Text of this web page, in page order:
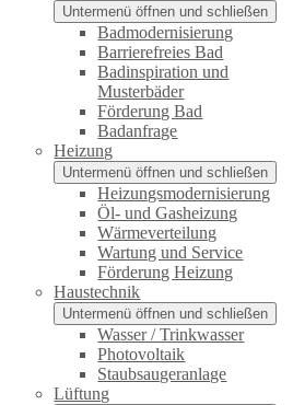
Untermenü öffnen und schließen
Badmodernisierung
Barrierefreies Bad
Badinspiration und
Musterbäder
Förderung Bad
Badanfrage
Heizung
Untermenü öffnen und schließen
Heizungsmodernisierung
Öl- und Gasheizung
Wärmeverteilung
Wartung und Service
Förderung Heizung
Haustechnik
Untermenü öffnen und schließen
Wasser / Trinkwasser
Photovoltaik
Staubsaugeranlage
Lüftung